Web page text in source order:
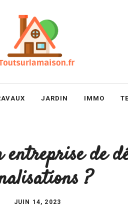
JARDIN IMMO
de
?
JUIN 14, 2023